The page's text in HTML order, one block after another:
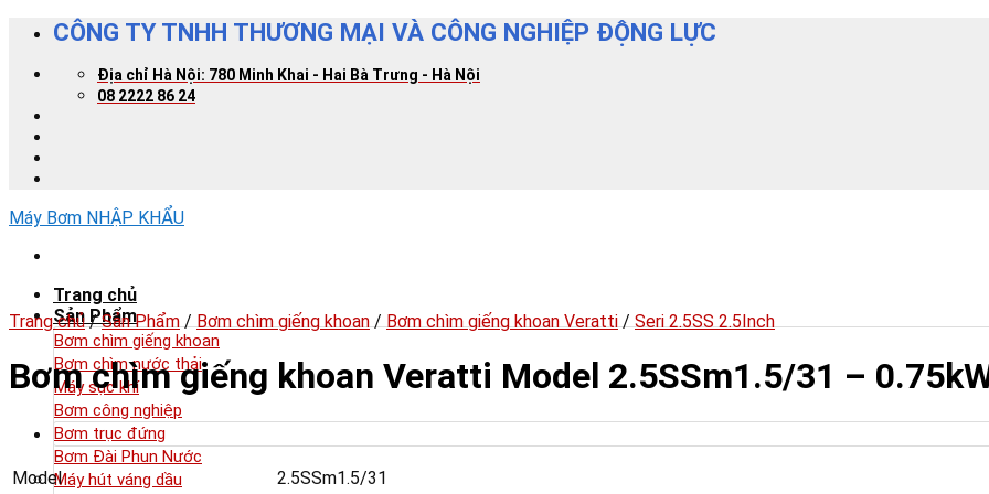
Skip
content
CÔNG TY TNHH THƯƠNG MẠI VÀ CÔNG NGHIỆP ĐỘNG LỰC
Địa chỉ Hà Nội: 780 Minh Khai - Hai Bà Trưng - Hà Nội
08 2222 86 24
Máy Bơm NHẬP KHẨU
Trang chủ
Sản Phẩm
Bơm chìm giếng khoan
Bơm chìm nước thải
Máy sục khí
Bơm công nghiệp
Bơm trục đứng
Bơm Đài Phun Nước
Máy hút váng dầu
Trang chủ / Sản Phẩm / Bơm chìm giếng khoan / Bơm chìm giếng khoan Veratti / Seri 2.5SS 2.5Inch
Bơm chìm giếng khoan Veratti Model 2.5SSm1.5/31 –
Model
2.5SSm1.5/31